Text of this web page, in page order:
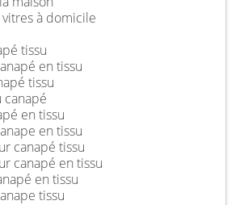
à domicile
tissu
en tissu
tissu
canapé
en tissu
en tissu
canapé tissu
canapé en tissu
en tissu
tissu